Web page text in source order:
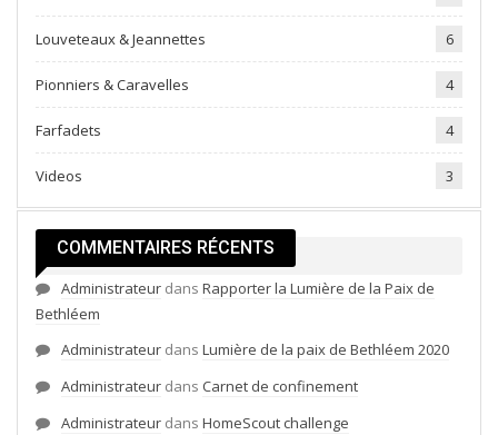
Louveteaux & Jeannettes 6
Pionniers & Caravelles 4
Farfadets 4
Videos 3
COMMENTAIRES RÉCENTS
Administrateur dans Rapporter la Lumière de la Paix de
Bethléem
Administrateur dans Lumière de la paix de Bethléem 2020
Administrateur dans Carnet de confinement
Administrateur dans HomeScout challenge